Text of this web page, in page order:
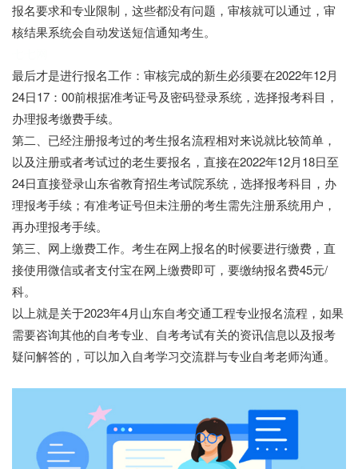
报名要求和专业限制，这些都没有问题，审核就可以通过，审
核结果系统会自动发送短信通知考生。
最后才是进行报名工作：审核完成的新生必须要在2022年12月
24日17：00前根据准考证号及密码登录系统，选择报考科目，
办理报考缴费手续。
第二、已经注册报考过的考生报名流程相对来说就比较简单，
以及注册或者考试过的老生要报名，直接在2022年12月18日至
24日直接登录山东省教育招生考试院系统，选择报考科目，办
理报考手续；有准考证号但未注册的考生需先注册系统用户，
再办理报考手续。
第三、网上缴费工作。考生在网上报名的时候要进行缴费，直
接使用微信或者支付宝在网上缴费即可，要缴纳报名费45元/
科。
以上就是关于2023年4月山东自考交通工程专业报名流程，如果
需要咨询其他的自考专业、自考考试有关的资讯信息以及报考
疑问解答的，可以加入自考学习交流群与专业自考老师沟通。